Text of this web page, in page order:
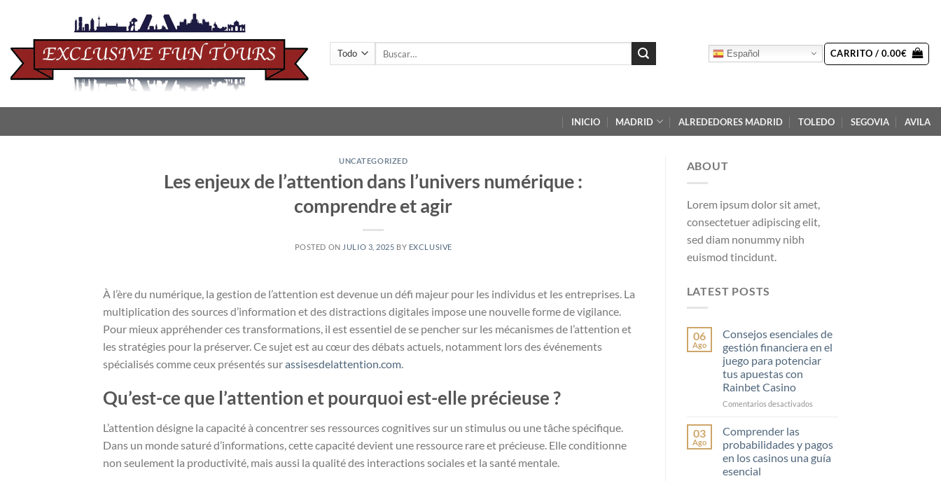
contenido
Español CARRITO / 0.00€
INICIO MADRID ALREDEDORES MADRID TOLEDO SEGOVIA AVILA
UNCATEGORIZED
Les enjeux de l’attention dans l’univers numérique :
comprendre et agir
POSTED ON JULIO 3, 2025 BY EXCLUSIVE
À l’ère du numérique, la gestion de l’attention est devenue un défi majeur pour les individus et les entreprises. La
multiplication des sources d’information et des distractions digitales impose une nouvelle forme de vigilance.
Pour mieux appréhender ces transformations, il est essentiel de se pencher sur les mécanismes de l’attention et
les stratégies pour la préserver. Ce sujet est au cœur des débats actuels, notamment lors des événements
spécialisés comme ceux présentés surassisesdelattention.com
Qu’est-ce que l’attention et pourquoi est-elle précieuse ?
L’attention désigne la capacité à concentrer ses ressources cognitives sur un stimulus ou une tâche spécifique.
Dans un monde saturé d’informations, cette capacité devient une ressource rare et précieuse. Elle conditionne
non seulement la productivité, mais aussi la qualité des interactions sociales et la santé mentale.
ABOUT
Lorem ipsum dolor sit amet,
consectetuer adipiscing elit,
sed diam nonummy nibh
euismod tincidunt.
LATEST POSTS
06
Ago
Consejos esenciales de
gestión financiera en el
juego para potenciar
tus apuestas con
Rainbet Casino
Comentarios desactivadosen
gestión
financiera
03
Ago
Comprender las
probabilidades y pagos
en los casinos una guía
esencial